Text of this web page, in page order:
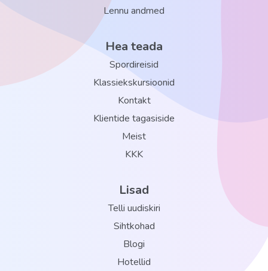
Lennu andmed
Hea teada
Spordireisid
Klassiekskursioonid
Kontakt
Klientide tagasiside
Meist
KKK
Lisad
Telli uudiskiri
Sihtkohad
Blogi
Hotellid